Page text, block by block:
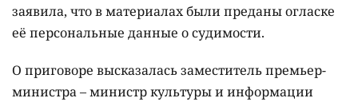
заявила, что в материалах были преданы огласке
её персональные данные о судимости.
О приговоре высказалась заместитель премьер-
министра – министр культуры и информации